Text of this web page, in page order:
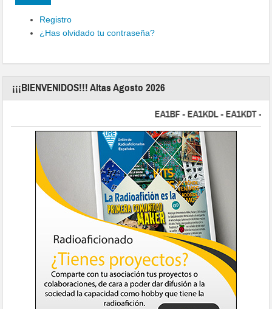
Registro
¿Has olvidado tu contraseña?
¡¡¡BIENVENIDOS!!! Altas Agosto 2026
EA1BF - EA1KDL - EA1KDT -